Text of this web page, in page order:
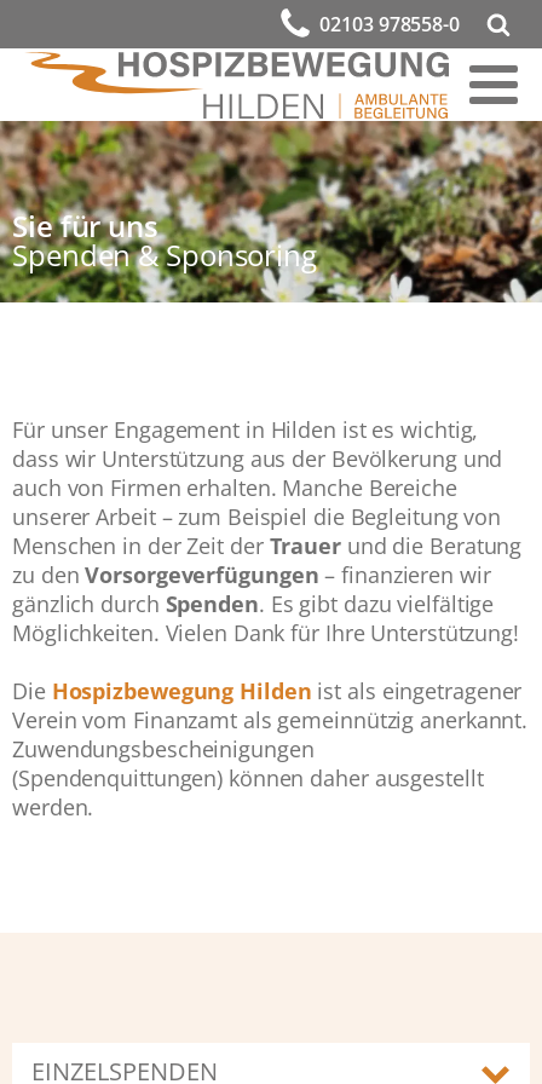
02103 978558-0
Sie für uns
Spenden & Sponsoring
Für unser Engagement in Hilden ist es wichtig,
dass wir Unterstützung aus der Bevölkerung und
auch von Firmen erhalten. Manche Bereiche
unserer Arbeit – zum Beispiel die Begleitung von
Menschen in der Zeit der Trauerund die Beratung
zu denVorsorgeverfügungen – finanzieren wir
gänzlich durch Spenden. Es gibt dazu vielfältige
Möglichkeiten. Vielen Dank für Ihre Unterstützung!
Die Hospizbewegung Hilden ist als eingetragener
Verein vom Finanzamt als gemeinnützig anerkannt.
Zuwendungsbescheinigungen
(Spendenquittungen) können daher ausgestellt
werden.
EINZELSPENDEN